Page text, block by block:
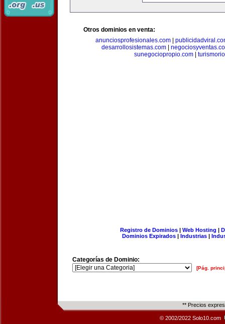
Otros dominios en venta:
anunciosprofesionales.com|
desarrollosistemas.com|
sunegociopropio.com|
Registro de Dominios| Web Hosting |
Dominios Expirados | Industrias |
Categorías de Dominio:
[Pág.
** Precios
© 2002/2022 Solo10.com